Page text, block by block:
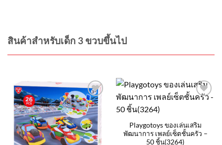
สินค้าสำหรับเด็ก 3 ขวบขึ้นไป
Add to
wishlist
Playgotoys ของเล่นเสริม
พัฒนาการ เพลย์เซ็ตชั้นครัว –
50 ชิ้น(3264)